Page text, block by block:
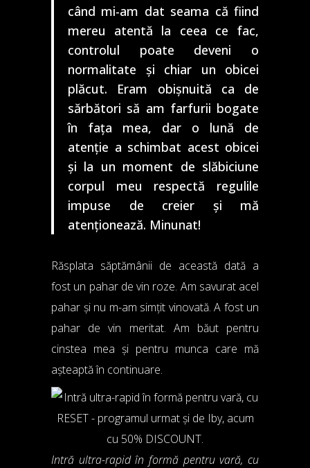
când mi-am dat seama că fiind
mereu atentă la ceea ce fac,
controlul poate deveni o
normalitate și chiar un obicei
plăcut. Eram obișnuită ca de
sărbători să am farfurii bogate
în fața mea, dar o lună de
atenție a schimbat acest obicei
și la un moment de slăbiciune
corpul meu respectă regulile
impuse de creier și mă
atenționează. Minunat!
Răsplata săptămânii de această dată a
fost un pahar de vin roze. Am savurat acel
pahar și nu m-am simțit vinovată. A fost un
pahar de vin meritat. Am băut pentru
cinstea mea și pentru munca care mă
așteaptă în continuare.
Intră ultra-rapid în formă pentru vară, cu